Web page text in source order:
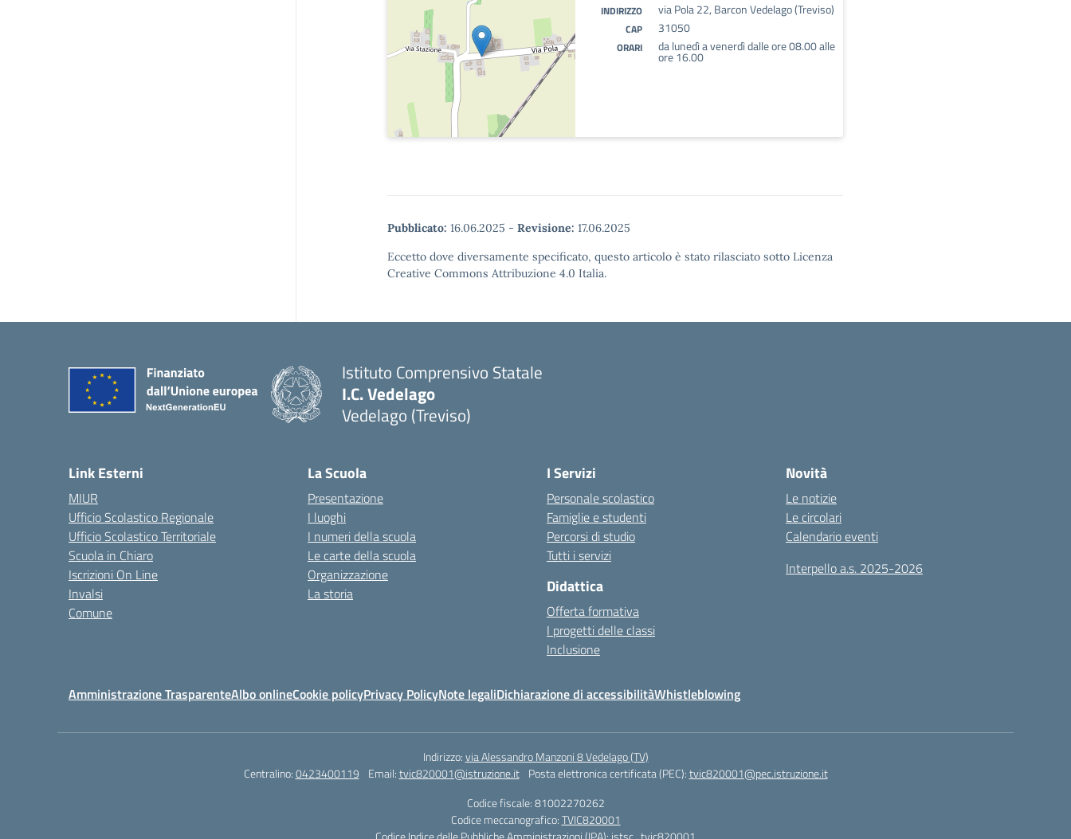
INDIRIZZO via Pola 22, Barcon Vedelago (Treviso)
CAP 31050
ORARI da lunedì a venerdì dalle ore 08.00 alle
ore 16.00
Pubblicato: 16.06.2025 - Revisione: 17.06.2025
Eccetto dove diversamente specificato, questo articolo è stato rilasciato sotto Licenza
Creative Commons Attribuzione 4.0 Italia.
Istituto Comprensivo Statale
I.C. Vedelago
Vedelago (Treviso)
Link Esterni
MIUR
Ufficio Scolastico Regionale
Ufficio Scolastico Territoriale
Scuola in Chiaro
Iscrizioni On Line
Invalsi
Comune
La Scuola
Presentazione
I luoghi
I numeri della scuola
Le carte della scuola
Organizzazione
La storia
I Servizi
Personale scolastico
Famiglie e studenti
Percorsi di studio
Tutti i servizi
Didattica
Offerta formativa
I progetti delle classi
Inclusione
Novità
Le notizie
Le circolari
Calendario eventi
Interpello a.s. 2025-2026
Amministrazione TrasparenteAlbo onlineCookie policyPrivacy PolicyNote legaliDichiarazione di accessibilitàWhistleblowing
Indirizzo:via Alessandro Manzoni 8 Vedelago (TV)
Centralino:0423400119 Email:tvic820001@istruzione.it Posta elettronica certificata (PEC):tvic820001@pec.istruzione.it
Codice fiscale: 81002270262
Codice meccanografico:TVIC820001